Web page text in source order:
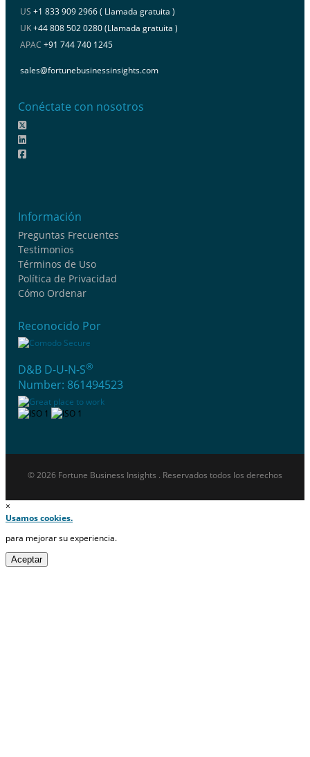
US +1 833 909 2966 ( Llamada gratuita )
UK+44 808 502 0280 (Llamada gratuita )
APAC +91 744 740 1245
sales@fortunebusinessinsights.com
Conéctate con nosotros
Información
Preguntas Frecuentes
Testimonios
Términos de Uso
Política de Privacidad
Cómo Ordenar
Reconocido Por
D&B D-U-N-S®
Number: 861494523
© 2026 Fortune Business Insights . Reservados todos los derechos
×
Usamos cookies.
para mejorar su experiencia.
Aceptar